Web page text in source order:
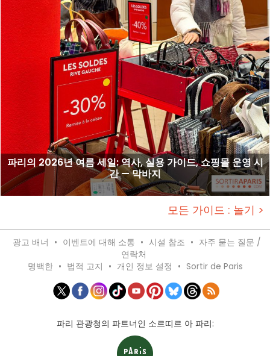
파리의 2026년 여름 세일: 역사, 실용 가이드, 쇼핑몰 운영 시
간 — 막바지
모든 가이드 : 놀기 >
광고 배너 • 이벤트에 대해 소통 • 시설 참조 • 자주 묻는 질문 /
연락처
명백한 • 법적 고지 • 개인 정보 설정 • Sortir de Paris
파리 관광청의 파트너인 소르띠르 아 파리: